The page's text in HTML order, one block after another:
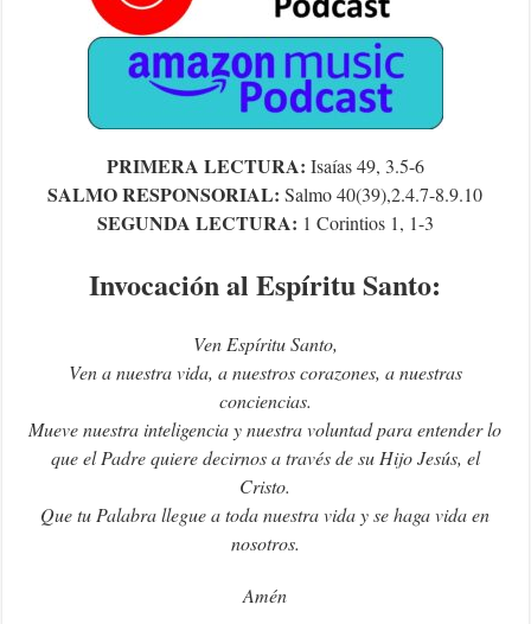
PRIMERA LECTURA: Isaías 49, 3.5-6
SALMO RESPONSORIAL: Salmo40(39),2.4.7-8.9.10
SEGUNDA LECTURA: 1 Corintios 1, 1-3
Invocación al Espíritu Santo:
Ven Espíritu Santo,
Ven a nuestra vida, a nuestros corazones, a nuestras
conciencias.
Mueve nuestra inteligencia y nuestra voluntad para entender lo
que el Padre quiere decirnos a través de su Hijo Jesús, el
Cristo.
Que tu Palabra llegue a toda nuestra vida y se haga vida en
nosotros.
Amén